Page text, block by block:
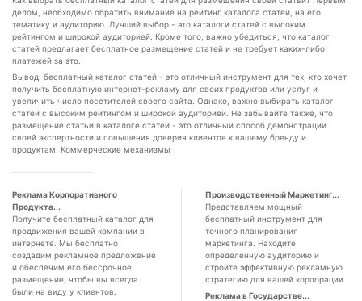
делом, необходимо обратить внимание на рейтинг каталога статей, на его
тематику и аудиторию. Лучший выбор - это каталоги статей с высоким
рейтингом и широкой аудиторией. Кроме того, важно убедиться, что каталог
статей предлагает бесплатное размещение статей и не требует каких-либо
платежей за это.
Вывод: бесплатный каталог статей - это отличный инструмент для тех, кто хочет
получить бесплатную интернет-рекламу для своих продуктов или услуг и
увеличить число посетителей своего сайта. Однако, важно выбирать каталог
статей с высоким рейтингом и широкой аудиторией. Не забывайте также, что
размещение статьи в каталоге статей - это отличный способ демонстрации
своей экспертности и повышения доверия клиентов к вашему бренду и
продуктам. Коммерческие механизмы
Реклама Корпоративного
Продукта...
Получите бесплатный каталог для
продвижения вашей компании в
интернете. Мы бесплатно
создадим рекламное предложение
и обеспечим его бессрочное
размещение, чтобы вы всегда
были на виду у клиентов.
Производственный Маркетинг...
Представляем мощный
бесплатный инструмент для
точного планирования
маркетинга. Находите
определенную аудиторию и
стройте эффективную рекламную
стратегию для вашей корпорации.
Реклама в Государстве...